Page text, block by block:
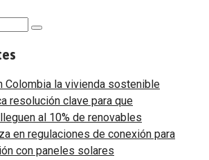
Search
Colombia la vivienda sostenible
resolución clave para que
al 10% de renovables
en regulaciones de conexión para
con paneles solares